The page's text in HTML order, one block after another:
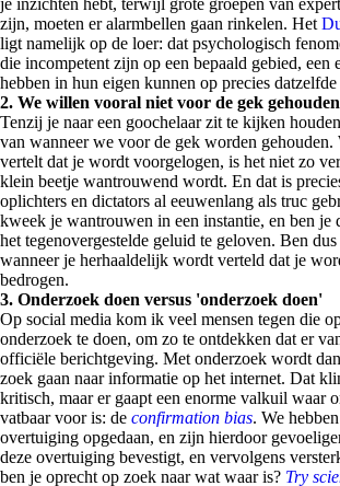
je inzichten hebt, terwijl grote groepen van
zijn, moeten er alarmbellen gaan rinkelen. Het
ligt namelijk op de loer: dat psychologisch
die incompetent zijn op een bepaald gebied, een
hebben in hun eigen kunnen op precies datzelfde
2. We willen vooral niet voor de gek
Tenzij je naar een goochelaar zit te kijken
van wanneer we voor de gek worden gehouden.
vertelt dat je wordt voorgelogen, is het niet zo
klein beetje wantrouwend wordt. En dat is
oplichters en dictators al eeuwenlang als truc
kweek je wantrouwen in een instantie, en ben je
het tegenovergestelde geluid te geloven. Ben
wanneer je herhaaldelijk wordt verteld dat je
bedrogen.
3. Onderzoek doen versus 'onderzoek doen'
Op social media kom ik veel mensen tegen die
onderzoek te doen, om zo te ontdekken dat er
officiële berichtgeving. Met onderzoek wordt
zoek gaan naar informatie op het internet. Dat
kritisch, maar er gaapt een enorme valkuil waar
vatbaar voor is: de confirmation bias. We
overtuiging opgedaan, en zijn hierdoor
deze overtuiging bevestigt, en vervolgens
ben je oprecht op zoek naar wat waar is? Try